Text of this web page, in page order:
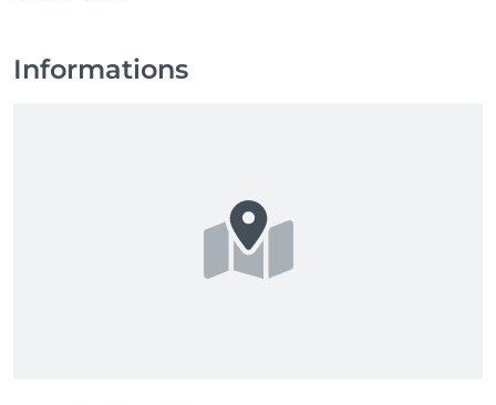
Informations